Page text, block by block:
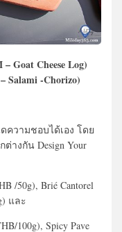
Goat Cheese Log)
Salami -Chorizo)
ความชอบได้เอง โดย
งกัน Design Your
/50g), Brié Cantorel
และ
100g), Spicy Pave